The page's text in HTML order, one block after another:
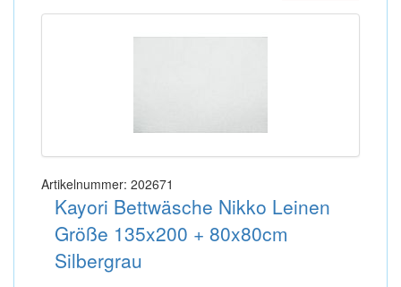
Artikelnummer: 202671
Kayori Bettwäsche Nikko Leinen
Größe 135x200 + 80x80cm
Silbergrau